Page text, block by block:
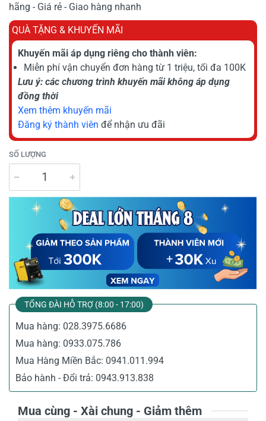
hãng - Giá rẻ - Giao hàng nhanh
QUÀ TẶNG & KHUYẾN MÃI
Khuyến mãi áp dụng riêng cho thành viên:
Miễn phí vận chuyển đơn hàng từ 1 triệu, tối đa 100K
Lưu ý: các chương trình khuyến mãi không áp dụng
đồng thời
Xem thêm khuyến mãi
Đăng ký thành viên để nhận ưu đãi
SỐ LƯỢNG
TỔNG ĐÀI HỖ TRỢ (8:00 - 17:00)
Mua hàng: 028.3975.6686
Mua hàng: 0933.075.786
Mua Hàng Miền Bắc: 0941.011.994
Bảo hành - Đổi trả: 0943.913.838
Mua cùng - Xài chung - Giảm thêm